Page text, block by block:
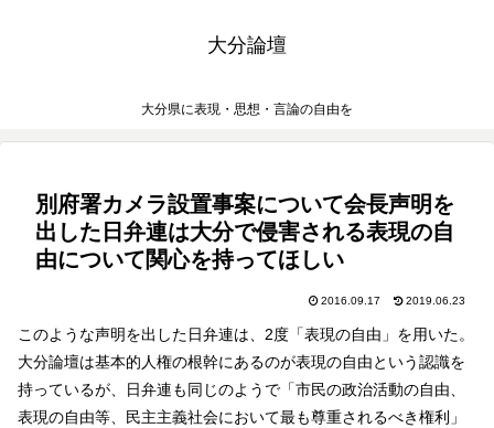
大分論壇
大分県に表現・思想・言論の自由を
別府署カメラ設置事案について会長声明を
出した日弁連は大分で侵害される表現の自
由について関心を持ってほしい
2016.09.17 2019.06.23
このような声明を出した日弁連は、2度「表現の自由」を用いた。
大分論壇は基本的人権の根幹にあるのが表現の自由という認識を
持っているが、日弁連も同じのようで「市民の政治活動の自由、
表現の自由等、民主主義社会において最も尊重されるべき権利」